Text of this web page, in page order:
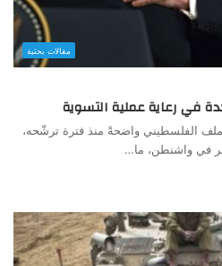
مقالات بحثية
في رعاية عملية التسوية
الفلسطيني واضحةً منذ فترة ترشّحه،
في واشنطن، ما…